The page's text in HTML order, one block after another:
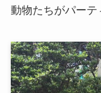
動物たちがパーテ